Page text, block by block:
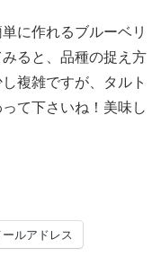
に作れるブルーベリ
ると、品種の捉え方
複雑ですが、タルト
て下さいね！美味し
ールアドレス